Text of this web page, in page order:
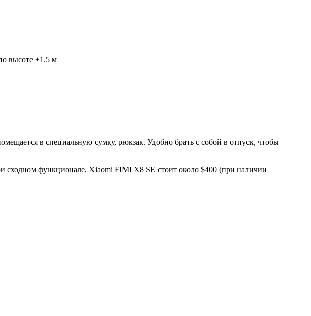
высоте ±1.5 м
в специальную сумку, рюкзак. Удобно брать с собой в отпуск, чтобы
функционале, Xiaomi FIMI X8 SE стоит около $400 (при наличии